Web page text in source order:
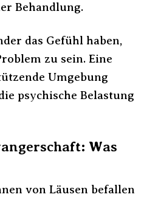
Behandlung.
das Gefühl haben,
zu sein. Eine
Umgebung
psychische Belastung
Was
von Läusen befallen